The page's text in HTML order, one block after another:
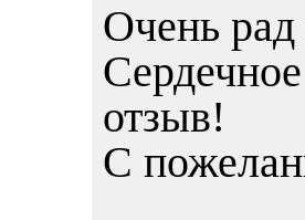
Очень
отзыв!
С